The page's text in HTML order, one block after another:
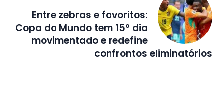
Entre zebras e favoritos:
Copa do Mundo tem 15º dia
movimentado e redefine
confrontos eliminatórios